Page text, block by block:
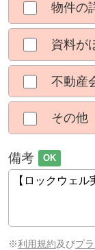
物件の
資料が
不動産
その他
備考 OK
※利用規約及びプ